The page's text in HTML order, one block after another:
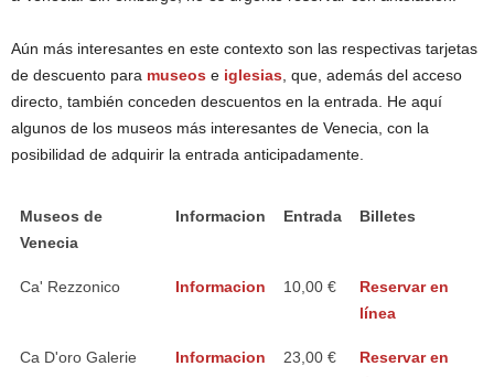
Aún más interesantes en este contexto son las respectivas tarjetas
de descuento para museos e iglesias , que, además del acceso
directo, también conceden descuentos en la entrada. He aquí
algunos de los museos más interesantes de Venecia, con la
posibilidad de adquirir la entrada anticipadamente.
Museos de
Venecia
Informacion Entrada Billetes
Ca' Rezzonico Informacion 10,00 €
Reservar en
línea
Ca D'oro Galerie Informacion 23,00 €
Reservar en